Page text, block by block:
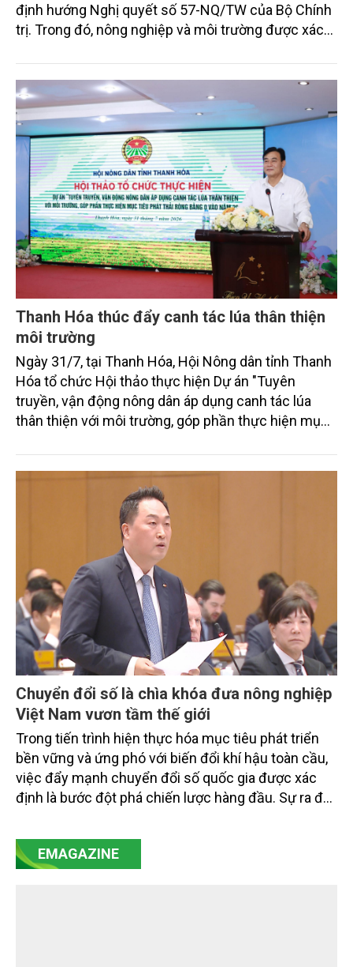
định hướng Nghị quyết số 57-NQ/TW của Bộ Chính
trị. Trong đó, nông nghiệp và môi trường được xác
sắc bởi các tiến bộ công nghệ và cam kết bền vững
toàn cầu, đặc biệt là mục tiêu đưa phát thải ròng
bằng 0 (Net-Zero) vào năm 2050.
Thanh Hóa thúc đẩy canh tác lúa thân thiện
môi trường
Ngày 31/7, tại Thanh Hóa, Hội Nông dân tỉnh Thanh
Hóa tổ chức Hội thảo thực hiện Dự án "Tuyên
truyền, vận động nông dân áp dụng canh tác lúa
thân thiện với môi trường, góp phần thực hiện mục
trình thu hút sự tham gia của đông đảo đại biểu đến
từ các cơ quan quản lý nhà nước, đơn vị nghiên cứu,
doanh nghiệp, hợp tác xã và nông dân đang trực
tiếp triển khai mô hình sản xuất lúa phát thải thấp.
Chuyển đổi số là chìa khóa đưa nông nghiệp
Việt Nam vươn tầm thế giới
Trong tiến trình hiện thực hóa mục tiêu phát triển
bền vững và ứng phó với biến đổi khí hậu toàn cầu,
việc đẩy mạnh chuyển đổi số quốc gia được xác
định là bước đột phá chiến lược hàng đầu. Sự ra đời
mạnh mẽ, thúc đẩy quá trình cải cách toàn diện,
minh bạch hóa chuỗi cung ứng và nâng cao hiệu
EMAGAZINE